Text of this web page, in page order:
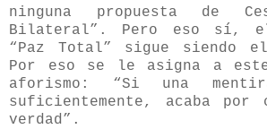
ninguna propuesta de
Bilateral”. Pero eso sí,
“Paz Total” sigue siendo
Por eso se le asigna a
aforismo: “Si una
suficientemente, acaba por
verdad”.